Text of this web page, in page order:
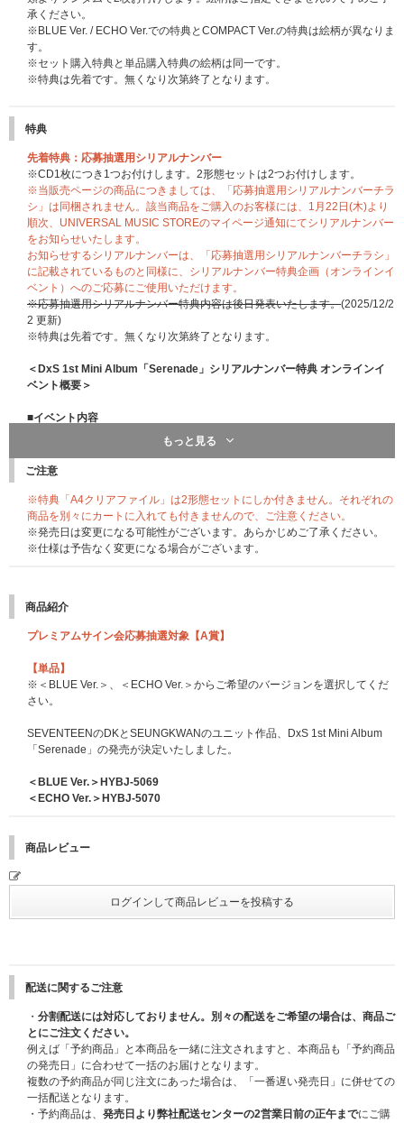
承ください。
※BLUE Ver. / ECHO Ver.での特典とCOMPACT Ver.の特典は絵柄が異なりま
す。
※セット購入特典と単品購入特典の絵柄は同一です。
※特典は先着です。無くなり次第終了となります。
特典
先着特典：応募抽選用シリアルナンバー
※CD1枚につき1つお付けします。2形態セットは2つお付けします。
※当販売ページの商品につきましては、「応募抽選用シリアルナンバーチラ
シ」は同梱されません。該当商品をご購入のお客様には、1月22日(木)より
順次、UNIVERSAL MUSIC STOREのマイページ通知にてシリアルナンバー
をお知らせいたします。
お知らせするシリアルナンバーは、「応募抽選用シリアルナンバーチラシ」
に記載されているものと同様に、シリアルナンバー特典企画（オンラインイ
ベント）へのご応募にご使用いただけます。
※応募抽選用シリアルナンバー特典内容は後日発表いたします。(2025/12/2
2 更新)
※特典は先着です。無くなり次第終了となります。
＜DxS 1st Mini Album「Serenade」シリアルナンバー特典 オンラインイ
ベント概要＞
■イベント内容
メンバー指定個別オンラインお話会(60秒)
当選人数：100名(メンバー2名×50名)【12/24追記】
2026年2月21日(土)
※開催時間等の詳細は当選者の方に後日ご案内いたします。
■応募期間
[応募期間②]
2026年1月27日(火)11:00～2月2日(月)10:59まで
当落発表：2月5日(木)15:00頃
[応募期間③]
2026年2月2日(月)11:00～2月6日(金)10:59まで
当落発表：2月10日(火)15:00頃
その他詳細は下記よりご確認ください。
SEVENTEEN オフィシャルサイト
抽選特典：プレミアム全員サイン会 ご招待
DxS 1st Mini Album「Serenade」発売記念プレミアム全員サイン会は、SE
いたします。
必ず下記詳細をご確認の上、ご予約ください。
【DxS 1st Mini Album「Serenade」発売記念プレミアム全員サイン会概
※開催時間・集合時間等の詳細はご当選者の方にのみchordより後日メール
にてご連絡いたします。
■内容詳細
[A賞]：プレミアム全員サイン会(全員ミニトークショー＋サイン＋撮影会)
当選者数：50名
もっと見る
ご注意
※特典「A4クリアファイル」は2形態セットにしか付きません。それぞれの
商品を別々にカートに入れても付きませんので、ご注意ください。
※発売日は変更になる可能性がございます。あらかじめご了承ください。
※仕様は予告なく変更になる場合がございます。
商品紹介
プレミアムサイン会応募抽選対象【A賞】
【単品】
※＜BLUE Ver.＞、＜ECHO Ver.＞からご希望のバージョンを選択してくだ
さい。
SEVENTEENのDKとSEUNGKWANのユニット作品、DxS 1st Mini Album
「Serenade」の発売が決定いたしました。
＜BLUE Ver.＞HYBJ-5069
＜ECHO Ver.＞HYBJ-5070
商品レビュー
配送に関するご注意
・ 分割配送には対応しておりません。別々の配送をご希望の場合は、商品ご
とにご注文ください。
例えば「予約商品」と本商品を一緒に注文されますと、本商品も「予約商品
の発売日」に合わせて一括のお届けとなります。
複数の予約商品が同じ注文にあった場合は、「一番遅い発売日」に併せての
一括配送となります。
・予約商品は、 発売日より弊社配送センターの2営業日前の正午までにご購